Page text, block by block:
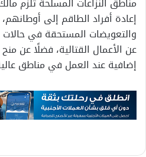
إعادة أفراد الطاقم إلى أوطانهم،
والتعويضات المستحقة في حالات
عن الأعمال القتالية، فضلًا عن منح
إضافية عند العمل في مناطق